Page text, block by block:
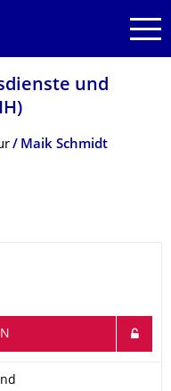
und
Maik Schmidt
Hochleistungsrechnen